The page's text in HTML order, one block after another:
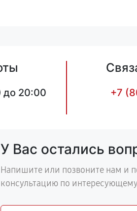
до 20:00 +7
У Вас остались
Напишите или позвоните нам и
консультацию по